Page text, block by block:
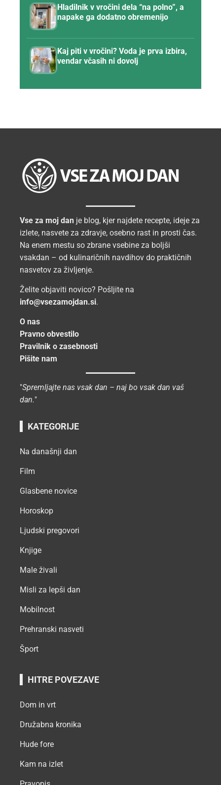
Hladilnik v vročini dela “na polno”, a
napake ga dodatno obremenijo
Kaj piti v vročini? Voda je prva izbira,
vendar včasih ni dovolj
Vse za moj dan je blog, kjer najdete recepte, ideje za
izlete, nasvete za zdravje, osebno rast in prosti čas.
Na enem mestu so zbrane vsebine za boljši
vsakdan – od kulinaričnih navdihov do praktičnih
nasvetov za življenje.
Želite objaviti novico? Pošljite na
info@vsezamojdan.si.
O nas
Pravno obvestilo
Pravilnik o zasebnosti
Pišite nam
"Spremljajte nas vsak dan – naj bo vsak dan vaš
dan."
KATEGORIJE
Na današnji dan
Film
Glasbene novice
Horoskop
Ljudski pregovori
Knjige
Male živali
Misli za lepši dan
Mobilnost
Prehranski nasveti
Šport
HITRE POVEZAVE
Dom in vrt
Družabna kronika
Hude fore
Kam na izlet